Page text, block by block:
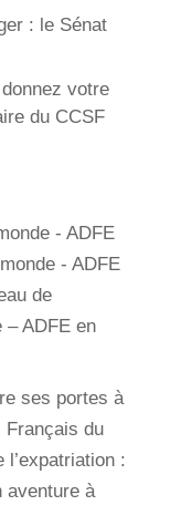
: le Sénat
votre
du CCSF
- ADFE
- ADFE
de
– ADFE en
ses portes à
Français du
l’expatriation :
aventure à